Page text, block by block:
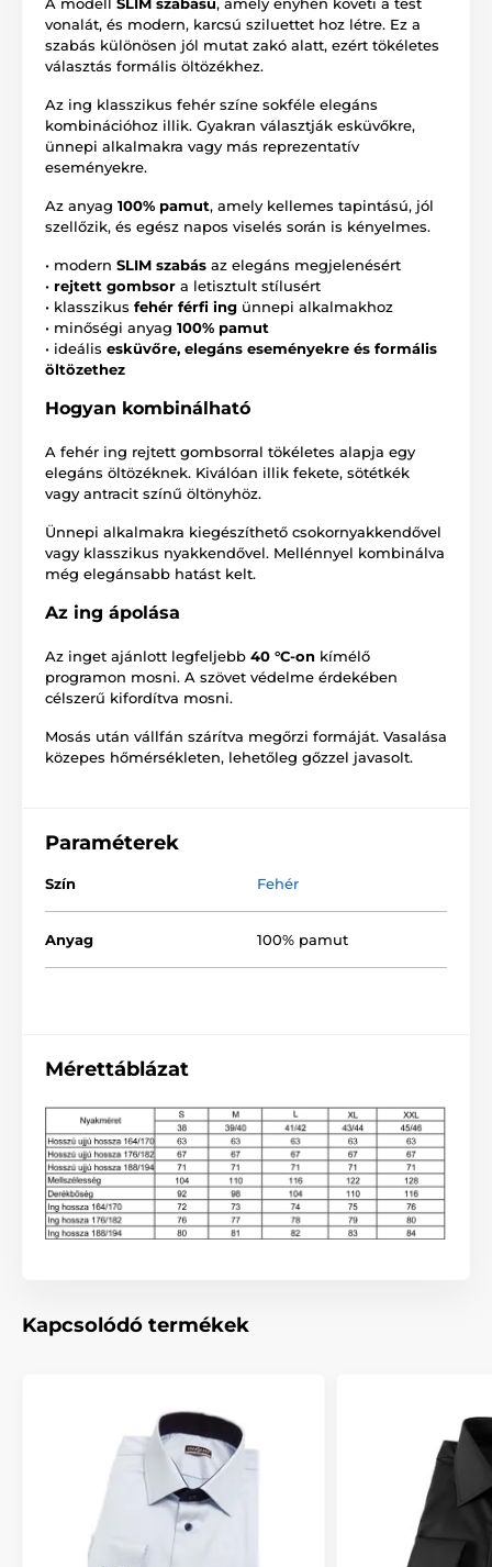
vonalát, és modern, karcsú sziluettet hoz létre. Ez a
szabás különösen jól mutat zakó alatt, ezért tökéletes
választás formális öltözékhez.
Az ing klasszikus fehér színe sokféle elegáns
kombinációhoz illik. Gyakran választják esküvőkre,
ünnepi alkalmakra vagy más reprezentatív
eseményekre.
Az anyag 100% pamut, amely kellemes tapintású, jól
szellőzik, és egész napos viselés során is kényelmes.
• modern SLIM szabás az elegáns megjelenésért
• rejtett gombsor a letisztult stílusért
• klasszikus fehér férfi ing ünnepi alkalmakhoz
• minőségi anyag 100% pamut
• ideális esküvőre, elegáns eseményekre és formális
öltözethez
Hogyan kombinálható
A fehér ing rejtett gombsorral tökéletes alapja egy
elegáns öltözéknek. Kiválóan illik fekete, sötétkék
vagy antracit színű öltönyhöz.
Ünnepi alkalmakra kiegészíthető csokornyakkendővel
vagy klasszikus nyakkendővel. Mellénnyel kombinálva
még elegánsabb hatást kelt.
Az ing ápolása
Az inget ajánlott legfeljebb 40 °C-on kímélő
programon mosni. A szövet védelme érdekében
célszerű kifordítva mosni.
Mosás után vállfán szárítva megőrzi formáját. Vasalása
közepes hőmérsékleten, lehetőleg gőzzel javasolt.
Paraméterek
Szín Fehér
Anyag 100% pamut
Mérettáblázat
Kapcsolódó termékek